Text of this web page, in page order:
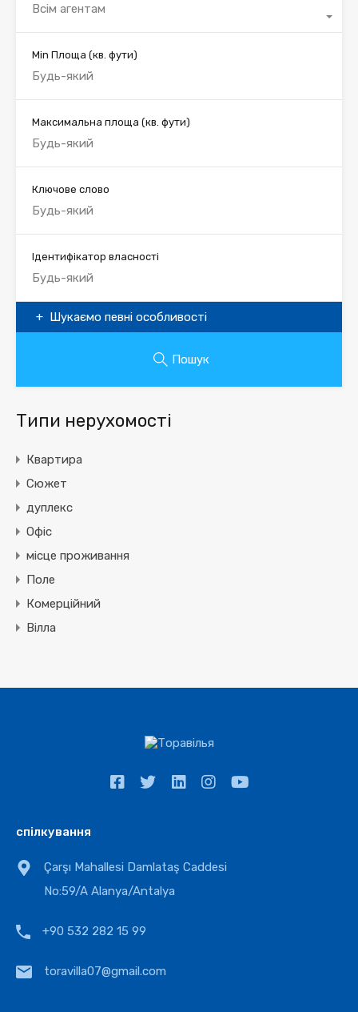
Всім агентам
Min Площа (кв. фути)
Максимальна площа (кв. фути)
Ключове слово
Ідентифікатор власності
Шукаємо певні особливості
Пошук
Типи нерухомості
Квартира
Сюжет
дуплекс
Офіс
місце проживання
Поле
Комерційний
Вілла
спілкування
Çarşı Mahallesi Damlataş Caddesi
No:59/A Alanya/Antalya
+90 532 282 15 99
toravilla07@gmail.com